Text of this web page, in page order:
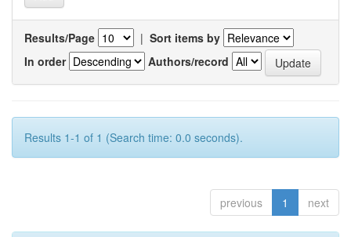
Results/Page | Sort items by
In order
Authors/record
Results 1-1 of 1 (Search time: 0.0 seconds).
previous 1 next